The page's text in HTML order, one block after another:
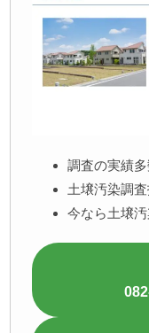
調査の実績多
土壌汚染調
今なら土壌